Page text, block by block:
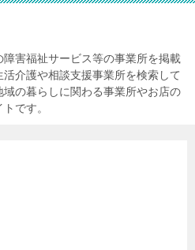
障害福祉サービス等の事業所を掲載
介護や相談支援事業所を検索して
の暮らしに関わる事業所やお店の
です。